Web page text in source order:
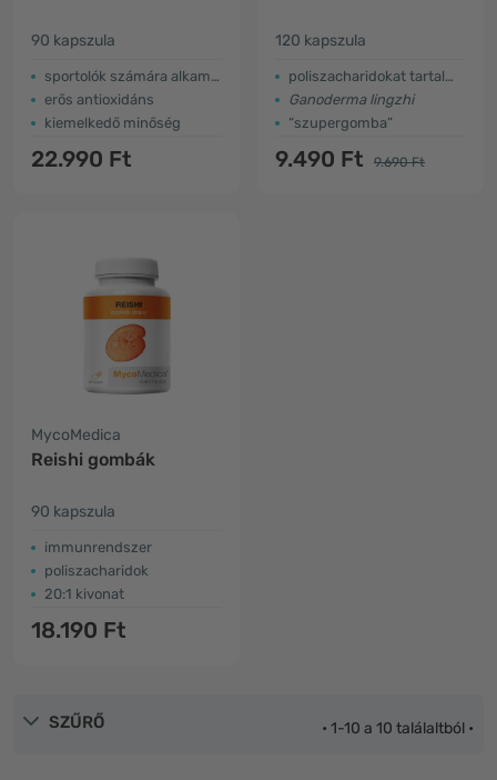
90 kapszula
sportolók számára alkamas
erős antioxidáns
kiemelkedő minőség
22.990 Ft
120 kapszula
poliszacharidokat tartalmaz
Ganoderma lingzhi
“szupergomba”
9.490 Ft 9.690 Ft
MycoMedica
Reishi gombák
90 kapszula
immunrendszer
poliszacharidok
20:1 kivonat
18.190 Ft
SZŰRŐ • 1-10 a 10 találaltból •